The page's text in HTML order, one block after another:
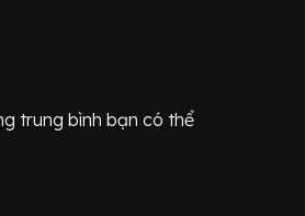
trung bình bạn có thể